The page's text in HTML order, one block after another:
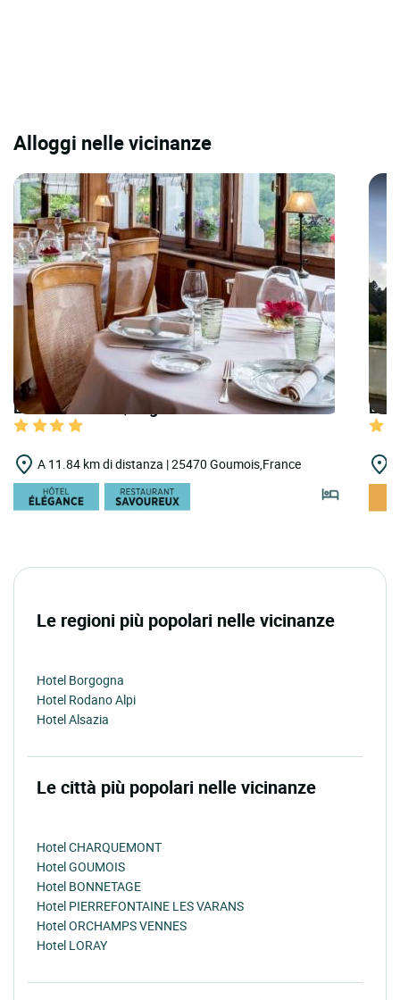
Alloggi nelle vicinanze
LOGIS HOTELS | Logis Hôtel Taillard
A 11.84 km di distanza | 25470 Goumois,France
Le regioni più popolari nelle vicinanze
Hotel Borgogna
Hotel Rodano Alpi
Hotel Alsazia
Le città più popolari nelle vicinanze
Hotel CHARQUEMONT
Hotel GOUMOIS
Hotel BONNETAGE
Hotel PIERREFONTAINE LES VARANS
Hotel ORCHAMPS VENNES
Hotel LORAY